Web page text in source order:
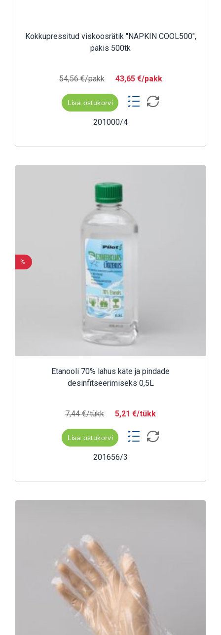
Kokkupressitud viskoosrätik "NAPKIN COOL500",
pakis 500tk
54,56 €/pakk 43,65 €/pakk
Lisa ostukorvi
201000/4
%
Etanooli 70% lahus käte ja pindade
desinfitseerimiseks 0,5L
7,44 €/tükk 5,21 €/tükk
Lisa ostukorvi
201656/3